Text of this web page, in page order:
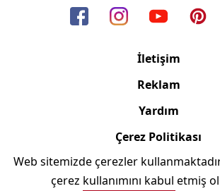
İletişim
Reklam
Yardım
Çerez Politikası
Copyright © 2006/2024
Web sitemizde çerezler
çerez kullanımını kabul etmiş